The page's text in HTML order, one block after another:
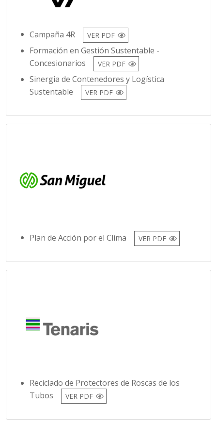
Campaña 4R VER PDF
Formación en Gestión Sustentable -
Concesionarios
VER PDF
Sinergia de Contenedores y Logística
Sustentable
VER PDF
Plan de Acción por el Clima VER PDF
Reciclado de Protectores de Roscas de los
Tubos
VER PDF